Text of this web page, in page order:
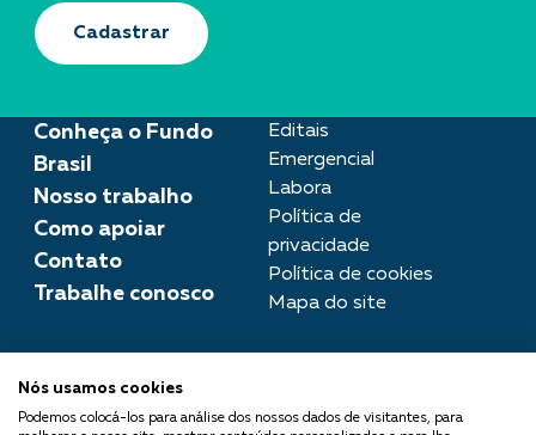
Conheça o Fundo
Brasil
Nosso trabalho
Como apoiar
Contato
Trabalhe conosco
Editais
Emergencial
Labora
Política de
privacidade
Política de cookies
Mapa do site
imprensa@fundobrasil.org.br
Cadastrar
Nós usamos cookies
Podemos colocá-los para análise dos nossos dados de visitantes, para